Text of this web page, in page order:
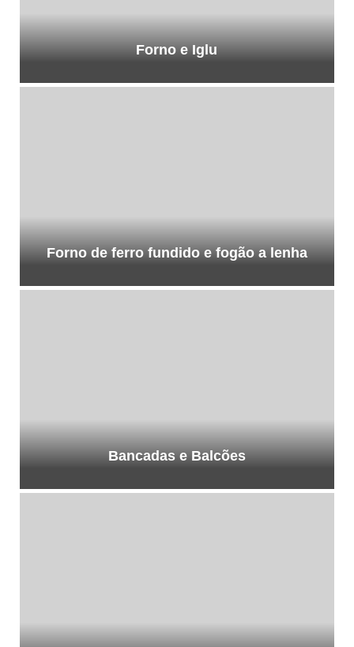
Forno e Iglu
Forno de ferro fundido e fogão a lenha
Bancadas e Balcões